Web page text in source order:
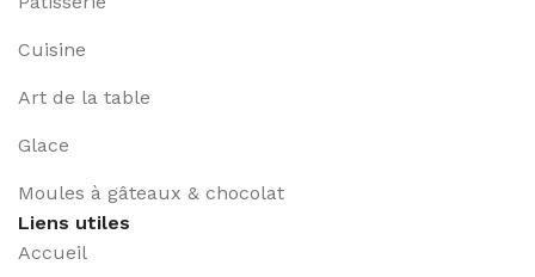
Cuisine
Art de la table
Glace
Moules à gâteaux & chocolat
Liens utiles
Accueil